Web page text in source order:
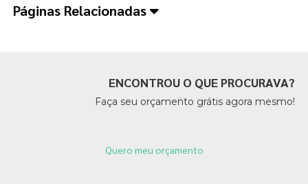
Páginas Relacionadas
ENCONTROU O QUE PROCURAVA?
Faça seu orçamento grátis agora mesmo!
Quero meu orçamento